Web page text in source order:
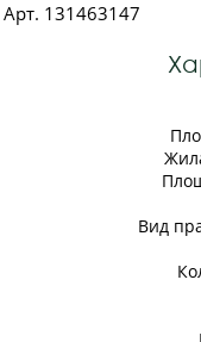
Арт. 131463147
Вид